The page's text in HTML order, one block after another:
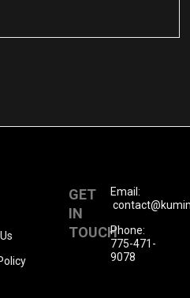
GET
IN
TOUCH
Email:
Phone:
775-471-
9078